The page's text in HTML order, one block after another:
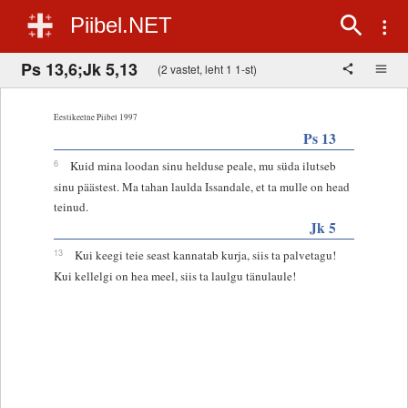
Piibel.NET
Ps 13,6;Jk 5,13 (2 vastet, leht 1 1-st)
Eestikeelne Piibel 1997
Ps 13
6
Kuid mina loodan sinu helduse peale, mu süda ilutseb
sinu päästest. Ma tahan laulda Issandale, et ta mulle on head
teinud.
Jk 5
13
Kui keegi teie seast kannatab kurja, siis ta palvetagu!
Kui kellelgi on hea meel, siis ta laulgu tänulaule!